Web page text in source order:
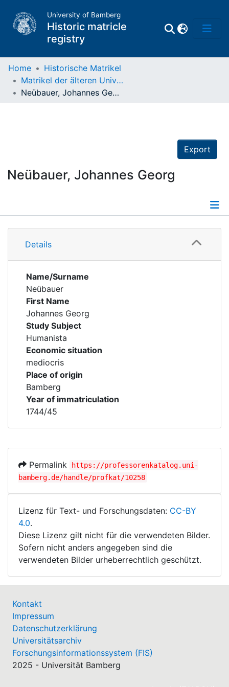
University of Bamberg
Historic matricle
registry
Matrikel
Home
Historische Matrikel
Matrikel der älteren Universität
Neübauer, Johannes Georg
Export
Neübauer, Johannes Georg
Details
Details
Name/Surname
Neübauer
First Name
Johannes Georg
Study Subject
Humanista
Economic situation
mediocris
Place of origin
Bamberg
Year of immatriculation
1744/45
Permalink
https://professorenkatalog.uni-
bamberg.de/handle/profkat/10258
Lizenz für Text- und Forschungsdaten: CC-BY
4.0.
Diese Lizenz gilt nicht für die verwendeten Bilder.
Sofern nicht anders angegeben sind die
verwendeten Bilder urheberrechtlich geschützt.
Kontakt
Impressum
Datenschutzerklärung
Universitätsarchiv
Forschungsinformationssystem (FIS)
2025 - Universität Bamberg